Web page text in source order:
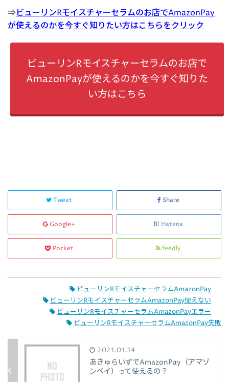
⇒ビューリンRモイスチャーセラムのお店でAmazonPay
が使えるのかを今すぐ知りたい方はこちらをクリック
ビューリンRモイスチャーセラムのお店で
AmazonPayが使えるのかを今すぐ知りた
い方はこちら
Tweet Share
Google+ Hatena
Pocket feedly
ビューリンRモイスチャーセラムAmazonPay
ビューリンRモイスチャーセラムAmazonPay使えない
ビューリンRモイスチャーセラムAmazonPayエラー
ビューリンRモイスチャーセラムAmazonPay失敗
2021.01.14
あきゅらいずでAmazonPay（アマゾ
ンペイ）って使えるの？